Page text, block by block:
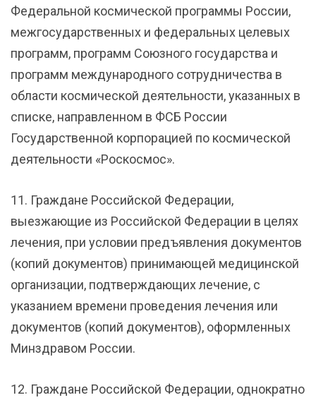
Федеральной космической программы России,
межгосударственных и федеральных целевых
программ, программ Союзного государства и
программ международного сотрудничества в
области космической деятельности, указанных в
списке, направленном в ФСБ России
Государственной корпорацией по космической
деятельности «Роскосмос».
11. Граждане Российской Федерации,
выезжающие из Российской Федерации в целях
лечения, при условии предъявления документов
(копий документов) принимающей медицинской
организации, подтверждающих лечение, с
указанием времени проведения лечения или
документов (копий документов), оформленных
Минздравом России.
12. Граждане Российской Федерации, однократно